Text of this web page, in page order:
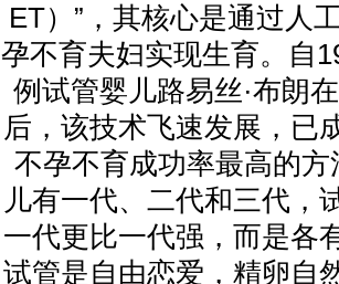
ET）”，其核心是通过人
孕不育夫妇实现生育。自
例试管婴儿路易丝·布朗
后，该技术飞速发展，已
不孕不育成功率最高的方
儿有一代、二代和三代，
一代更比一代强，而是各
试管是自由恋爱，精卵自